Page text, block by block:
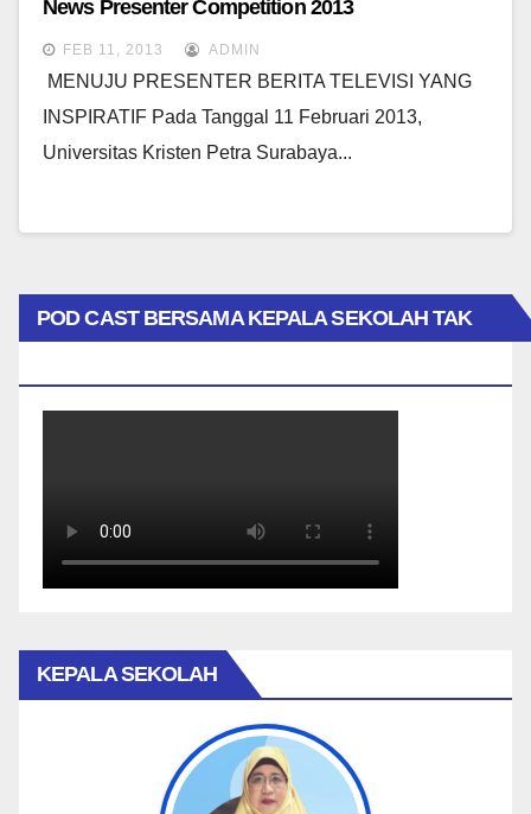
News Presenter Competition 2013
FEB 11, 2013 ADMIN
MENUJU PRESENTER BERITA TELEVISI YANG
INSPIRATIF Pada Tanggal 11 Februari 2013,
Universitas Kristen Petra Surabaya...
POD CAST BERSAMA KEPALA SEKOLAH TAK
KEPALA SEKOLAH